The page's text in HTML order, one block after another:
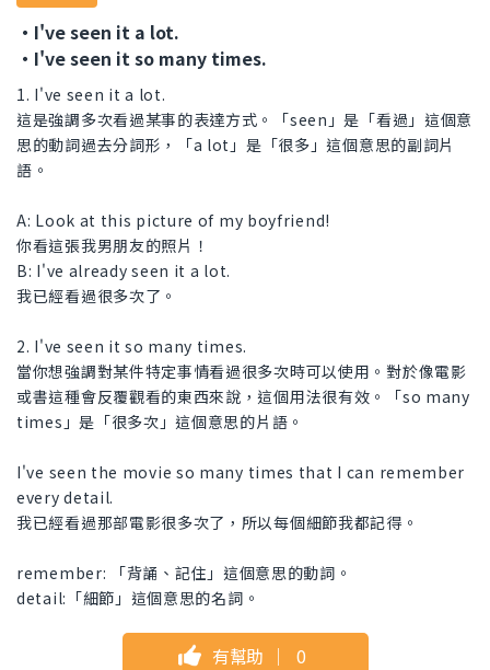
・I've seen it a lot.
・I've seen it so many times.
1. I've seen it a lot.
這是強調多次看過某事的表達方式。「seen」是「看過」這個意
思的動詞過去分詞形，「a lot」是「很多」這個意思的副詞片
語。
A: Look at this picture of my boyfriend!
你看這張我男朋友的照片！
B: I've already seen it a lot.
我已經看過很多次了。
2. I've seen it so many times.
當你想強調對某件特定事情看過很多次時可以使用。對於像電影
或書這種會反覆觀看的東西來說，這個用法很有效。「so many
times」是「很多次」這個意思的片語。
I've seen the movie so many times that I can remember
every detail.
我已經看過那部電影很多次了，所以每個細節我都記得。
remember: 「背誦、記住」這個意思的動詞。
detail:「細節」這個意思的名詞。
有幫助 ｜ 0